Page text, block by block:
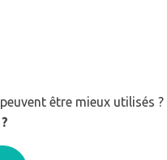
être mieux utilisés ?